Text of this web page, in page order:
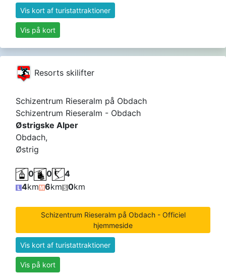
Vis kort af turistattraktioner
Vis på kort
Resorts skilifter
Schizentrum Rieseralm på Obdach
Schizentrum Rieseralm - Obdach
Østrigske Alper
Obdach,
Østrig
0 0
4
4km 6km 0km
Schizentrum Rieseralm på Obdach - Officiel
hjemmeside
Vis kort af turistattraktioner
Vis på kort